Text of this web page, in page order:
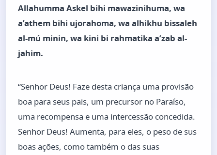
Allahumma Askel bihi mawazinihuma, wa
a’athem bihi ujorahoma, wa alhikhu bissaleh
al-mú minin, wa kini bi rahmatika a’zab al-
jahim.
“Senhor Deus! Faze desta criança uma provisão
boa para seus pais, um precursor no Paraíso,
uma recompensa e uma intercessão concedida.
Senhor Deus! Aumenta, para eles, o peso de sus
boas ações, como também o das suas